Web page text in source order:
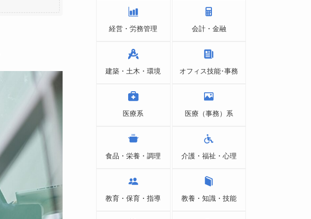
経営・労務管理 会計・金融
建築・土木・環境 オフィス技能･事務
医療系 医療（事務）系
食品・栄養・調理 介護・福祉・心理
教育・保育・指導 教養・知識・技能